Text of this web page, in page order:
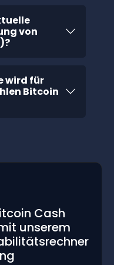
von
wird für
Bitcoin
Cash
unserem